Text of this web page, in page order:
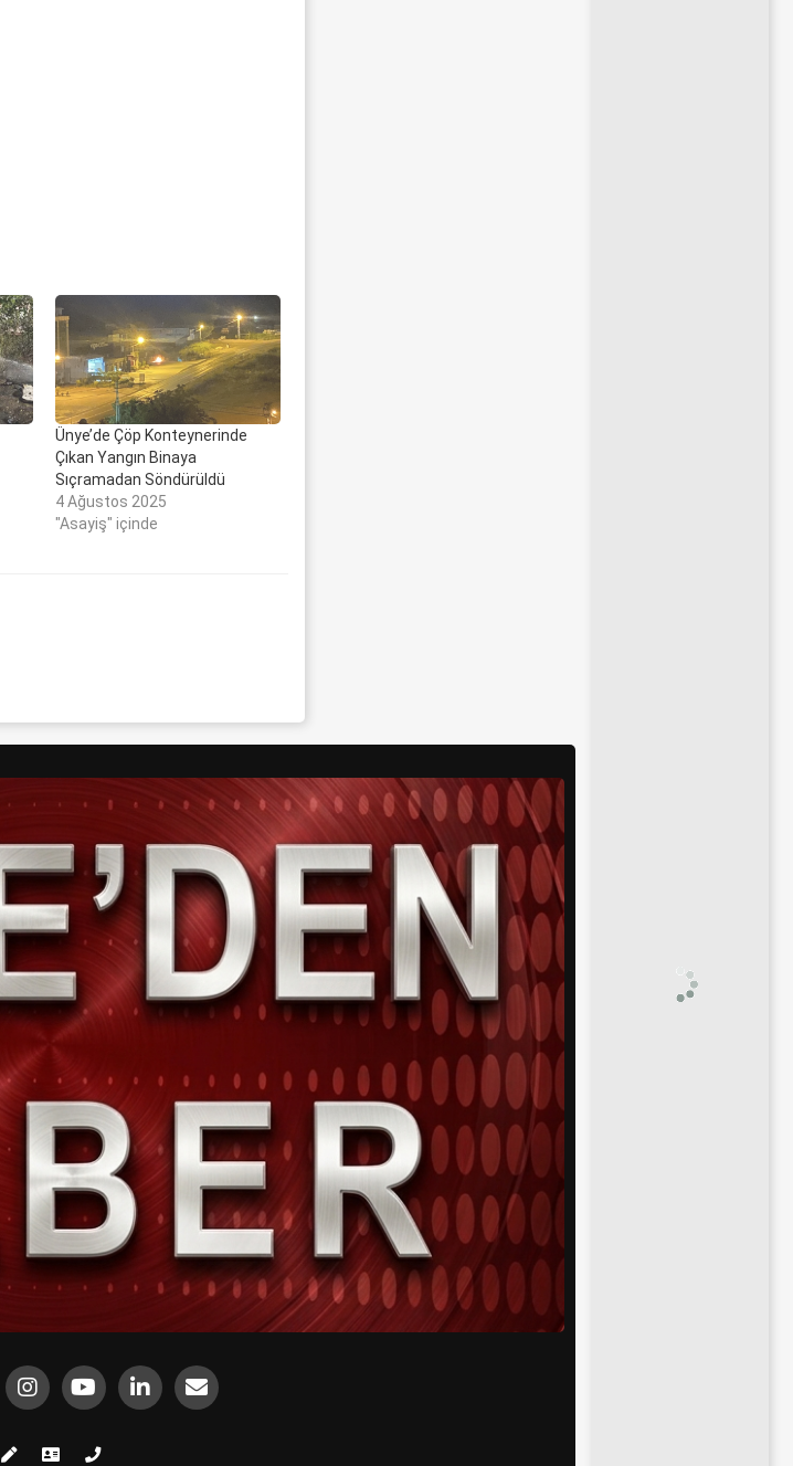
Ünye’de Çöp Konteynerinde
Çıkan Yangın Binaya
Sıçramadan Söndürüldü
4 Ağustos 2025
"Asayiş" içinde